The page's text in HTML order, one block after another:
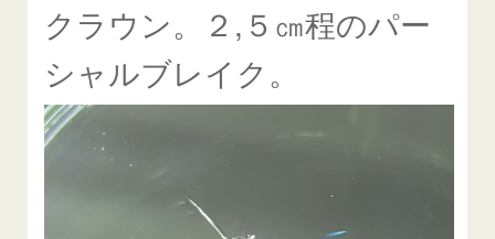
当店へのアクセス 建築ガラスキズ取り・研磨・磨き
【プロ使用】フッ素系ガラストリートメント『アクアペル』
当店の良心的価格の理由について
欧州車モールの白サビやシミを落とす！
クラウン。２,５㎝程のパー
シャルブレイク。